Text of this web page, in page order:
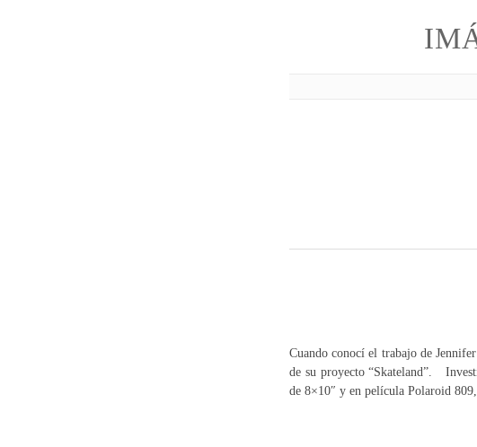
Cuando conocí el trabajo de
de su proyecto “Skateland”.
de 8×10″ y en película Polaroid